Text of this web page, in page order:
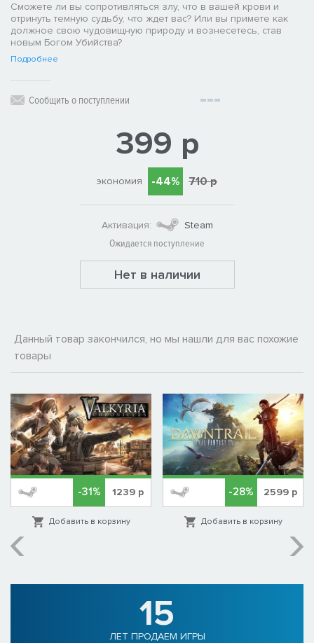
Сможете ли вы сопротивляться злу, что в вашей крови и
отринуть темную судьбу, что ждет вас? Или вы примете как
должное свою чудовищную природу и вознесетесь, став
новым Богом Убийства?
Подробнее
Сообщить о поступлении
399 р
экономия -44% 710 р
Активация:
Steam
Ожидается поступление
Нет в наличии
Данный товар закончился, но мы нашли для вас похожие
товары
-31% 1239 р
Добавить в корзину
-28% 2599р
Добавить в корзину
15
ЛЕТ ПРОДАЕМ ИГРЫ